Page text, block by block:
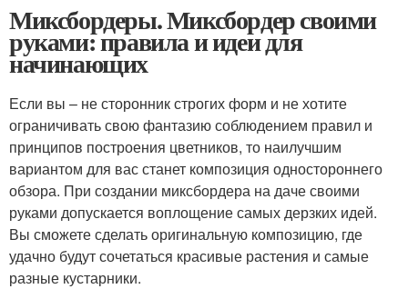
Миксбордеры. Миксбордер своими
руками: правила и идеи для
начинающих
Если вы – не сторонник строгих форм и не хотите
ограничивать свою фантазию соблюдением правил и
принципов построения цветников, то наилучшим
вариантом для вас станет композиция одностороннего
обзора. При создании миксбордера на даче своими
руками допускается воплощение самых дерзких идей.
Вы сможете сделать оригинальную композицию, где
удачно будут сочетаться красивые растения и самые
разные кустарники.